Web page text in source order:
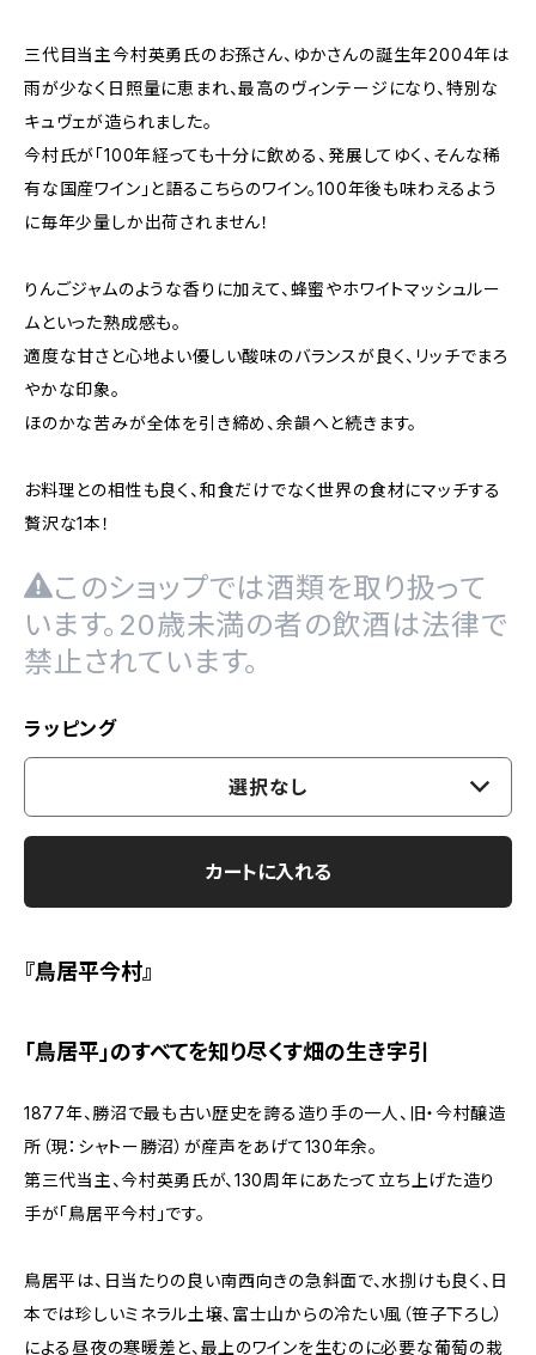
三代目当主今村英勇氏のお孫さん、ゆかさんの誕生年2004年は
雨が少なく日照量に恵まれ、最高のヴィンテージになり、特別な
キュヴェが造られました。
今村氏が「100年経っても十分に飲める、発展してゆく、そんな稀
有な国産ワイン」と語るこちらのワイン。100年後も味わえるよう
に毎年少量しか出荷されません！
りんごジャムのような香りに加えて、蜂蜜やホワイトマッシュルー
ムといった熟成感も。
適度な甘さと心地よい優しい酸味のバランスが良く、リッチでまろ
やかな印象。
ほのかな苦みが全体を引き締め、余韻へと続きます。
お料理との相性も良く、和食だけでなく世界の食材にマッチする
贅沢な1本！
このショップでは酒類を取り扱って
います。20歳未満の者の飲酒は法律で
禁止されています。
ラッピング
選択なし
カートに入れる
『鳥居平今村』
「鳥居平」のすべてを知り尽くす畑の生き字引
1877年、勝沼で最も古い歴史を誇る造り手の一人、旧・今村醸造
所（現：シャトー勝沼）が産声をあげて130年余。
第三代当主、今村英勇氏が、130周年にあたって立ち上げた造り
手が「鳥居平今村」です。
鳥居平は、日当たりの良い南西向きの急斜面で、水捌けも良く、日
本では珍しいミネラル土壌、富士山からの冷たい風（笹子下ろし）
による昼夜の寒暖差と、最上のワインを生むのに必要な葡萄の栽